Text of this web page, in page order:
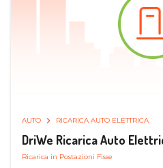
AUTO RICARICA AUTO ELETTRICA
DriWe Ricarica Auto
Ricarica in Postazioni Fisse